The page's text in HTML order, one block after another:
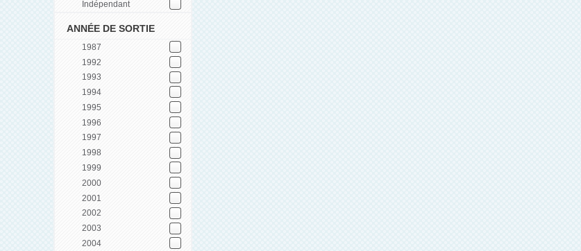
Indépendant
ANNÉE DE SORTIE
1987
1992
1993
1994
1995
1996
1997
1998
1999
2000
2001
2002
2003
2004